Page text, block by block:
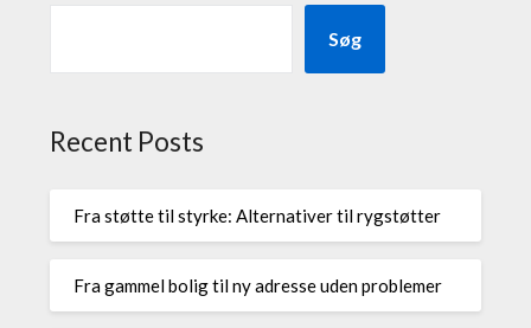
Søg
Recent Posts
Fra støtte til styrke: Alternativer til rygstøtter
Fra gammel bolig til ny adresse uden problemer